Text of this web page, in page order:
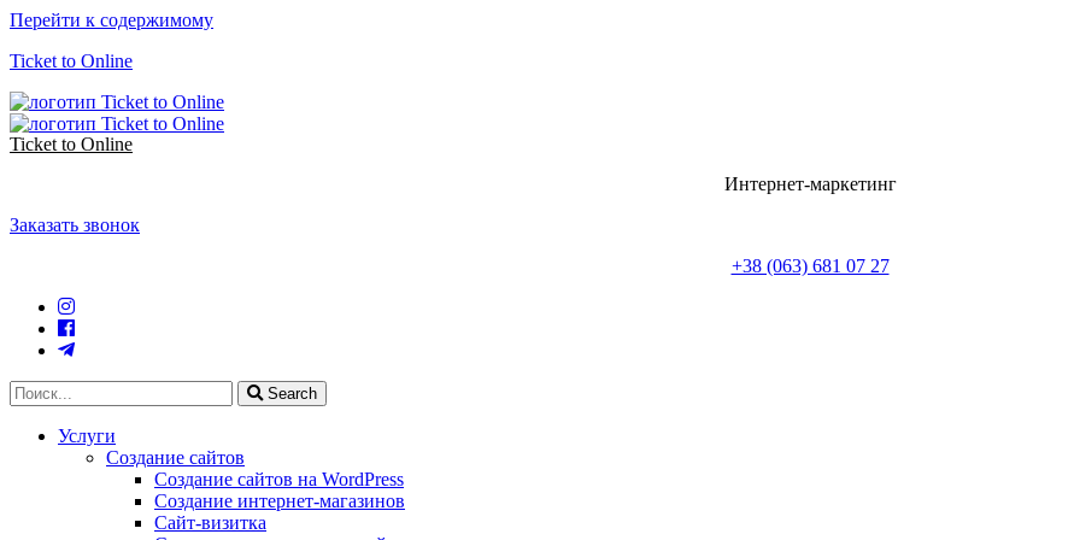
Перейти к содержимому
Ticket to Online
Ticket to Online
Интернет-маркетинг
Заказать звонок
+38 (063) 681 07 27
Search
Услуги
Создание сайтов
Создание сайтов на WordPress
Создание интернет-магазинов
Сайт-визитка